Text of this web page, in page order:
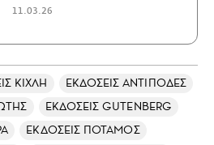
11.03.26
ΚΙΧΛΗ
ΕΚΔΟΣΕΙΣ ΑΝΤΙΠΟΔΕΣ
ΕΚΔΟΣΕΙΣ GUTENBERG
ΕΚΔΟΣΕΙΣ ΠΟΤΑΜΟΣ